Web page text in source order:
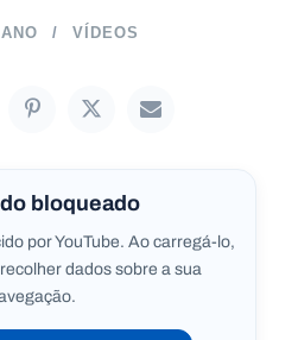
VÍDEOS
bloqueado
por YouTube. Ao carregá-lo,
dados sobre a sua